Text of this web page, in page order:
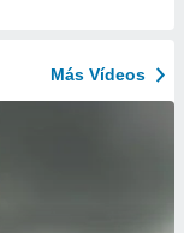
Más Vídeos